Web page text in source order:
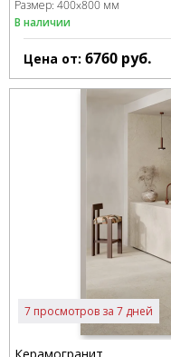
Размер: 400x800 мм
В наличии
Цена от: 6760 руб.
7 просмотров за 7 дней